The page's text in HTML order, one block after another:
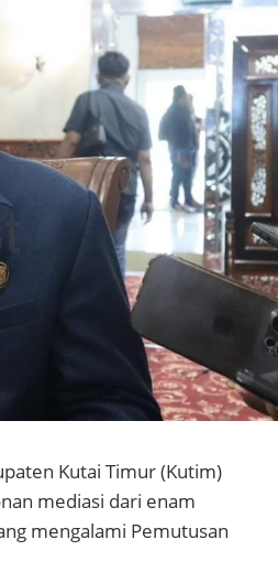
Kutai Timur (Kutim)
mediasi dari enam
mengalami Pemutusan